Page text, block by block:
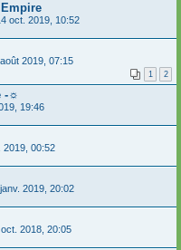
oct. 2019, 10:52
2019, 07:15
1 2
-☼
19:46
2019, 00:52
2019, 20:02
2018, 20:05